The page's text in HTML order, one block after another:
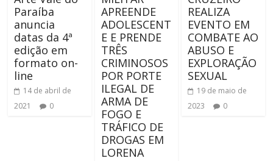
Paraíba
anuncia
datas da 4ª
edição em
formato on-
line
14 de abril de
2021
0
APREENDE
ADOLESCENT
E E PRENDE
TRÊS
CRIMINOSOS
POR PORTE
ILEGAL DE
ARMA DE
FOGO E
TRÁFICO DE
DROGAS EM
LORENA
REALIZA
EVENTO EM
COMBATE AO
ABUSO E
EXPLORAÇÃO
SEXUAL
19 de maio de
2023
0